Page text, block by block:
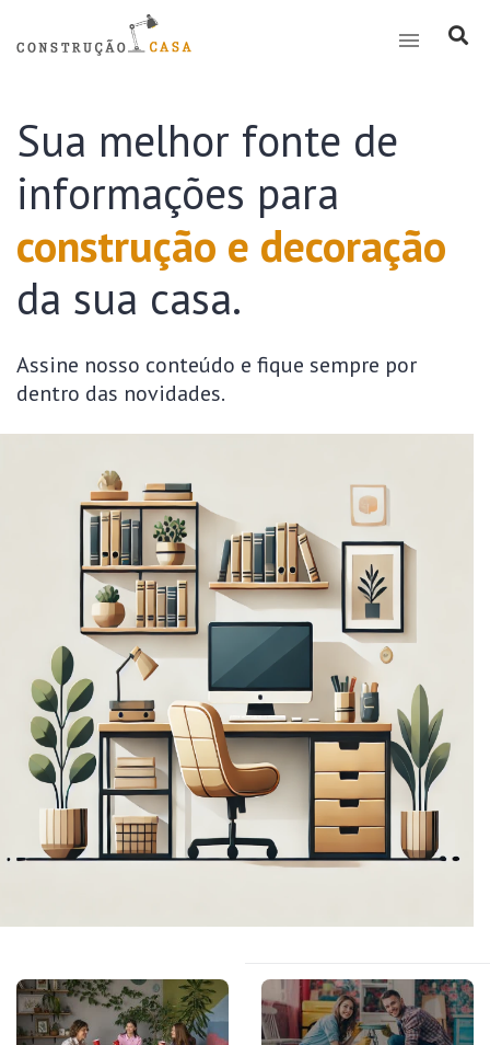
Sua melhor fonte de
informações para
construção e decoração
da sua casa.
Assine nosso conteúdo e fique sempre por
dentro das novidades.